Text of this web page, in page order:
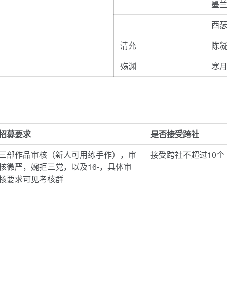
墨
西
清允
陈
殇渊
寒
募要求
是否接受跨社
部作品审核（新人可用练手作），审
微严，婉拒三党，以及16-，具体审
要求可见考核群
接受跨社不超过10个